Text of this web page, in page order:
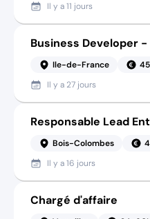
Il y a11 jours
Business Developer
Ile-de-France
Il y a 27 jours
Responsable Lead
Bois-Colombes
Il y a16 jours
Chargé d'affaire